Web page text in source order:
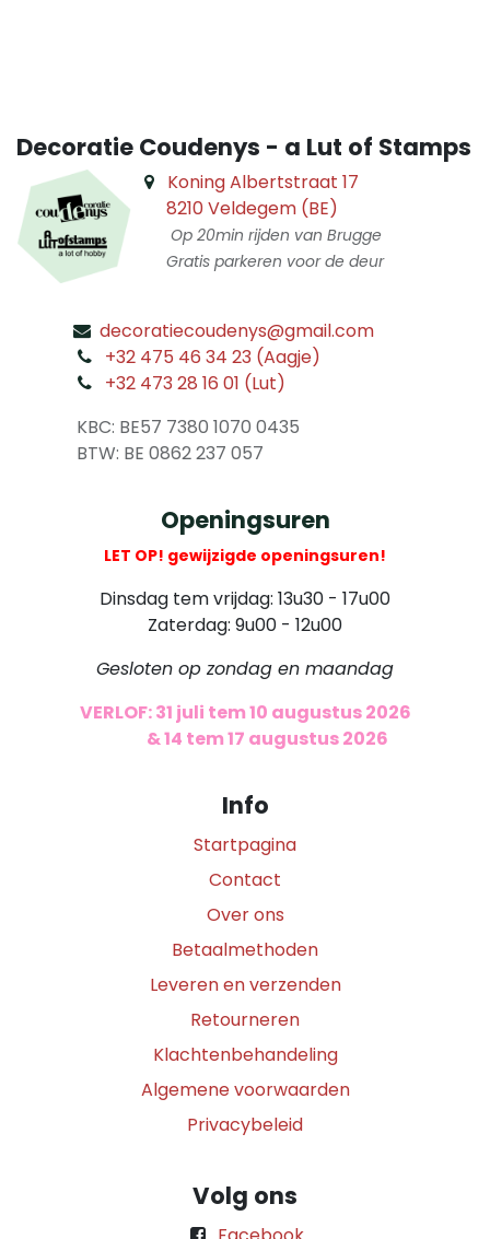
Decoratie Coudenys - a Lut of Stamps
Koning Albertstraat 17
8210 Veldegem (BE)
Op 20min rijden van Brugge
Gratis parkeren voor de deur
decoratiecoudenys@gmail.com
+32 475 46 34 23 (Aagje)
+32 473 28 16 01 (Lut)
KBC: BE57 7380 1070 0435
​ BTW: BE 0862 237 057
Openingsuren
LET OP! gewijzigde openingsuren!
Dinsdag tem vrijdag: 13u30 - 17u00
Zaterdag: 9u00 - 12u00
Gesloten op zondag en maandag
VERLOF: 31 juli tem 10 augustus 2026
& 14 tem 17 augustus 2026
Info
Startpagina
Contact
Over ons
Betaalmethoden
Leveren en verzenden
Retourneren
Klachtenbehandeling
Algemene voorwaarden
Privacybeleid
Volg ons